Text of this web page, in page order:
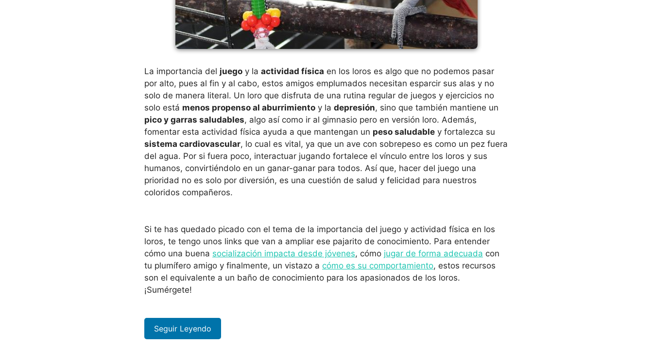
La importancia del juego y la actividad física en los loros es algo que no podemos pasar
por alto, pues al fin y al cabo, estos amigos emplumados necesitan esparcir sus alas y no
solo de manera literal. Un loro que disfruta de una rutina regular de juegos y ejercicios no
solo está menos propenso al aburrimiento y la depresión, sino que también mantiene un
pico y garras saludables, algo así como ir al gimnasio pero en versión loro. Además,
fomentar esta actividad física ayuda a que mantengan un peso saludable y fortalezca su
sistema cardiovascular, lo cual es vital, ya que un ave con sobrepeso es como un pez fuera
del agua. Por si fuera poco, interactuar jugando fortalece el vínculo entre los loros y sus
humanos, convirtiéndolo en un ganar-ganar para todos. Así que, hacer del juego una
prioridad no es solo por diversión, es una cuestión de salud y felicidad para nuestros
coloridos compañeros.
Si te has quedado picado con el tema de la importancia del juego y actividad física en los
loros, te tengo unos links que van a ampliar ese pajarito de conocimiento. Para entender
cómo una buena socialización impacta desde jóvenes, cómo jugar de forma adecuada con
tu plumífero amigo y finalmente, un vistazo a cómo es su comportamiento, estos recursos
son el equivalente a un baño de conocimiento para los apasionados de los loros.
¡Sumérgete!
Seguir Leyendo